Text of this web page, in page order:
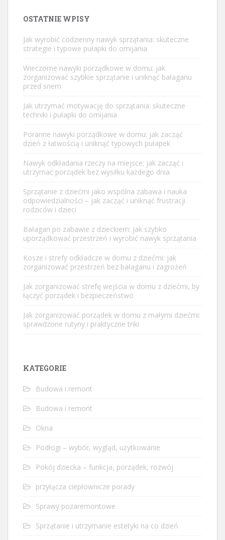
OSTATNIE WPISY
Jak wyrobić codzienny nawyk sprzątania: skuteczne
strategie i typowe pułapki do omijania
Wieczorne nawyki porządkowe w domu: jak
zorganizować szybkie sprzątanie i uniknąć bałaganu
przed snem
Jak utrzymać motywację do sprzątania: skuteczne
techniki i pułapki do omijania
Poranne nawyki porządkowe w domu: jak zacząć
dzień z łatwością i uniknąć typowych pułapek
Nawyk odkładania rzeczy na miejsce: jak zacząć i
utrzymać porządek bez wysiłku każdego dnia
Sprzątanie z dziećmi jako wspólna zabawa i nauka
odpowiedzialności – jak zacząć i uniknąć frustracji
rodziców i dzieci
Bałagan po zabawie z dzieckiem: jak szybko
uporządkować przestrzeń i wyrobić nawyk sprzątania
Kosze i strefy odkładcze w domu z dziećmi: jak
zorganizować przestrzeń bez bałaganu i zagrożeń
Jak zorganizować strefę wejścia w domu z dziećmi, by
łączyć porządek i bezpieczeństwo
Jak zorganizować porządek w domu z małymi dziećmi:
sprawdzone rutyny i praktyczne triki
KATEGORIE
Budowa i remont
Budowa i remont
Okna
Podłogi – wybór, wygląd, użytkowanie
Pokój dziecka – funkcja, porządek, rozwój
przyłącza ciepłownicze porady
Sprawy pozaremontowe
Sprzątanie i utrzymanie estetyki na co dzień